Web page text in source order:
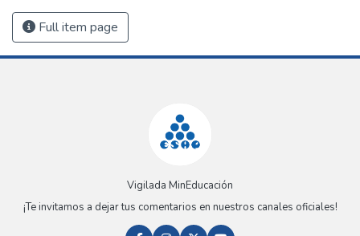
Full item page
Vigilada MinEducación
¡Te invitamos a dejar tus comentarios en nuestros canales oficiales!